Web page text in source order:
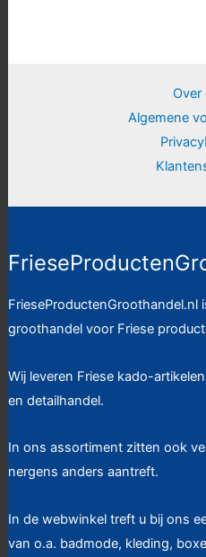
Over
Algemene
groothandel voor Friese
Wij leveren Friese kado-
en detailhandel.
In ons assortiment zitten ook
nergens anders aantreft.
In de webwinkel treft u bij ons
van o.a. badmode, kleding,